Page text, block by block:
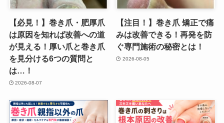
【必見！】巻き爪・肥厚爪
は原因を知れば改善への道
が見える！厚い爪と巻き爪
を見分ける6つの質問と
は…！
2026-08-07
【注目！】巻き爪 矯正で痛
みは改善できる！再発を防
ぐ専門施術の秘密とは！
2026-08-05